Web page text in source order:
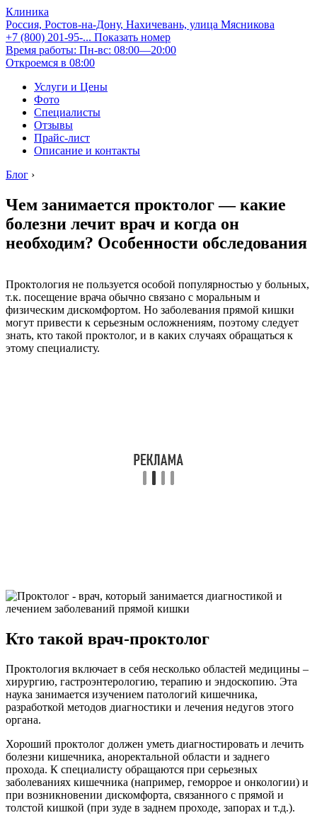
Клиника
Россия, Ростов-на-Дону, Нахичевань, улица Мясникова
+7 (800) 201-95-... Показать номер
Время работы: Пн-вс: 08:00—20:00
Откроемся в 08:00
Услуги и Цены
Фото
Специалисты
Отзывы
Прайс-лист
Описание и контакты
Блог ›
Чем занимается проктолог — какие
болезни лечит врач и когда он
необходим? Особенности обследования
Проктология не пользуется особой популярностью у больных,
т.к. посещение врача обычно связано с моральным и
физическим дискомфортом. Но заболевания прямой кишки
могут привести к серьезным осложнениям, поэтому следует
знать, кто такой проктолог, и в каких случаях обращаться к
этому специалисту.
Кто такой врач-проктолог
Проктология включает в себя несколько областей медицины –
хирургию, гастроэнтерологию, терапию и эндоскопию. Эта
наука занимается изучением патологий кишечника,
разработкой методов диагностики и лечения недугов этого
органа.
Хороший проктолог должен уметь диагностировать и лечить
болезни кишечника, аноректальной области и заднего
прохода. К специалисту обращаются при серьезных
заболеваниях кишечника (например, геморрое и онкологии) и
при возникновении дискомфорта, связанного с прямой и
толстой кишкой (при зуде в заднем проходе, запорах и т.д.).